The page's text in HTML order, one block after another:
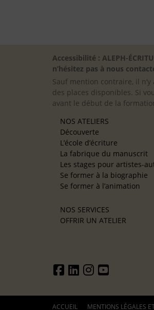
Accessibilité : ALEPH-
n’hésitez pas à nous
Sauf mention contraire, il
des places disponibles. Si
avant le début de la
NOS ATELIERS
Découverte
L’école d’écriture
La fabrique du manuscrit
Les stages pour artistes-
Se former à la biographie
Se former à l’animation
NOS SERVICES
OFFRIR UN ATELIER
ACCUEIL MENTIONS LÉGALES